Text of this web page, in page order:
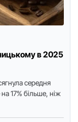
в 2025
середня
17% більше, ніж